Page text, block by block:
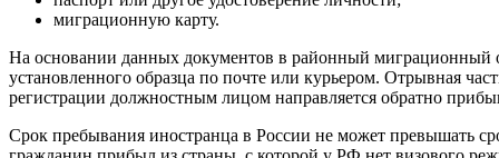
миграционную карту.
На основании данных документов в районный миграционный
установленного образца по почте или курьером. Отрывная
регистрации должностным лицом направляется обратно
Срок пребывания иностранца в России не может превышать